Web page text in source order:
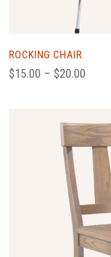
ROCKING CHAIR
$15.00 – $20.00